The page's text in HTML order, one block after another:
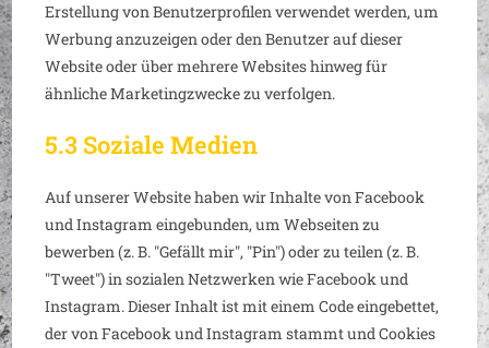
Erstellung von Benutzerprofilen verwendet werden, um
Werbung anzuzeigen oder den Benutzer auf dieser
Website oder über mehrere Websites hinweg für
ähnliche Marketingzwecke zu verfolgen.
5.3 Soziale Medien
Auf unserer Website haben wir Inhalte von Facebook
und Instagram eingebunden, um Webseiten zu
bewerben (z. B. "Gefällt mir", "Pin") oder zu teilen (z. B.
"Tweet") in sozialen Netzwerken wie Facebook und
Instagram. Dieser Inhalt ist mit einem Code eingebettet,
der von Facebook und Instagram stammt und Cookies